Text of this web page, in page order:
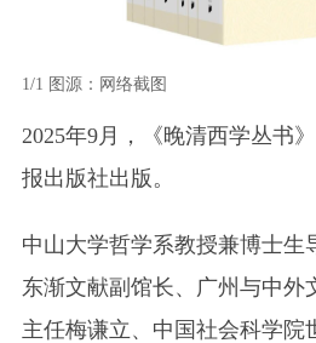
1/1 图源：网络截图
2025年9月，《晚清西学丛书
报出版社出版。
中山大学哲学系教授兼博士生
东渐文献副馆长、广州与中外
主任梅谦立、中国社会科学院